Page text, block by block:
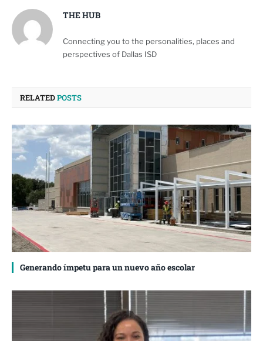
THE HUB
Connecting you to the personalities, places and
perspectives of Dallas ISD
RELATEDPOSTS
Generando ímpetu para un nuevo año escolar